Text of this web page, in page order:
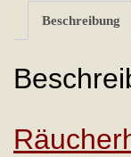
Beschreibung